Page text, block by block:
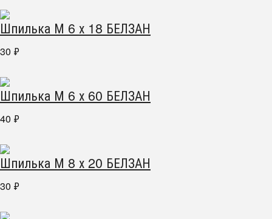
Шпилька М 6 х 18 БЕЛЗАН
30 ₽
Шпилька М 6 х 60 БЕЛЗАН
40 ₽
Шпилька М 8 х 20 БЕЛЗАН
30 ₽